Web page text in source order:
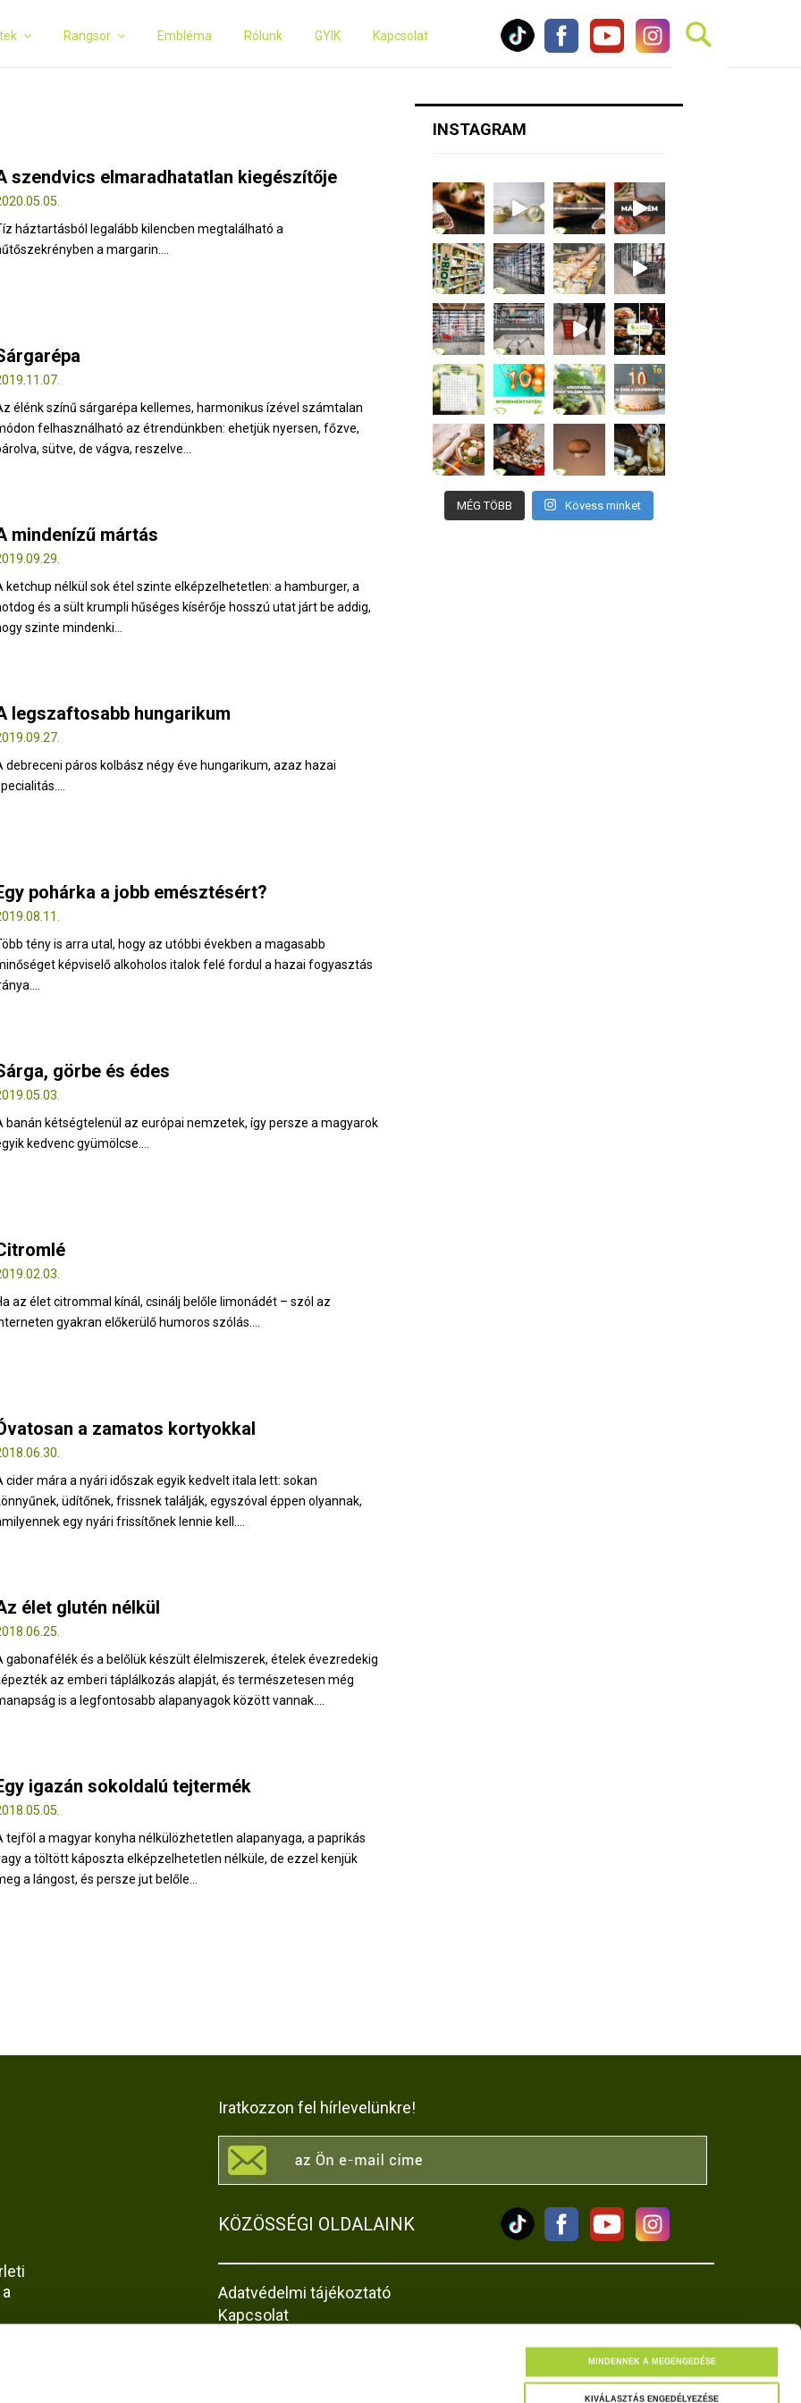
MINDENNEK A MEGENGEDÉSE
KIVÁLASZTÁS ENGEDÉLYEZÉSE
Rangsor Embléma Rólunk GYIK Kapcsolat
szendvics elmaradhatatlan kiegészítője
háztartásból legalább kilencben megtalálható a
a margarin....
élénk színű sárgarépa kellemes, harmonikus ízével számtalan
felhasználható az étrendünkben: ehetjük nyersen, főzve,
sütve, de vágva, reszelve...
mindenízű mártás
ketchup nélkül sok étel szinte elképzelhetetlen: a hamburger, a
és a sült krumpli hűséges kísérője hosszú utat járt be addig,
szinte mindenki...
legszaftosabb hungarikum
debreceni páros kolbász négy éve hungarikum, azaz hazai
pohárka a jobb emésztésért?
tény is arra utal, hogy az utóbbi években a magasabb
képviselő alkoholos italok felé fordul a hazai fogyasztás
görbe és édes
banán kétségtelenül az európai nemzetek, így persze a magyarok
kedvenc gyümölcse....
az élet citrommal kínál, csinálj belőle limonádét – szól az
gyakran előkerülő humoros szólás....
a zamatos kortyokkal
cider mára a nyári időszak egyik kedvelt itala lett: sokan
üdítőnek, frissnek találják, egyszóval éppen olyannak,
egy nyári frissítőnek lennie kell....
élet glutén nélkül
gabonafélék és a belőlük készült élelmiszerek, ételek évezredekig
az emberi táplálkozás alapját, és természetesen még
is a legfontosabb alapanyagok között vannak....
igazán sokoldalú tejtermék
tejföl a magyar konyha nélkülözhetetlen alapanyaga, a paprikás
a töltött káposzta elképzelhetetlen nélküle, de ezzel kenjük
a lángost, és persze jut belőle...
INSTAGRAM
MÉG TÖBB Kövess minket
Iratkozzon fel hírlevelünkre!
KÖZÖSSÉGI OLDALAINK
Adatvédelmi tájékoztató
Kapcsolat